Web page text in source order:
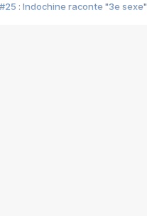
#25 : Indochine raconte "3e sexe"